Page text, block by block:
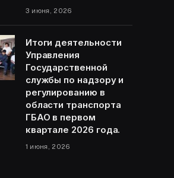
3 июня, 2026
Итоги деятельности
Управления
Государственной
службы по надзору и
регулированию в
области транспорта
ГБАО в первом
квартале 2026 года.
1 июня, 2026